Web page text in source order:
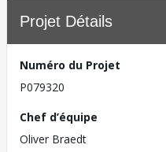
Projet Détails
Numéro du Projet
P079320
Chef d’équipe
Oliver Braedt